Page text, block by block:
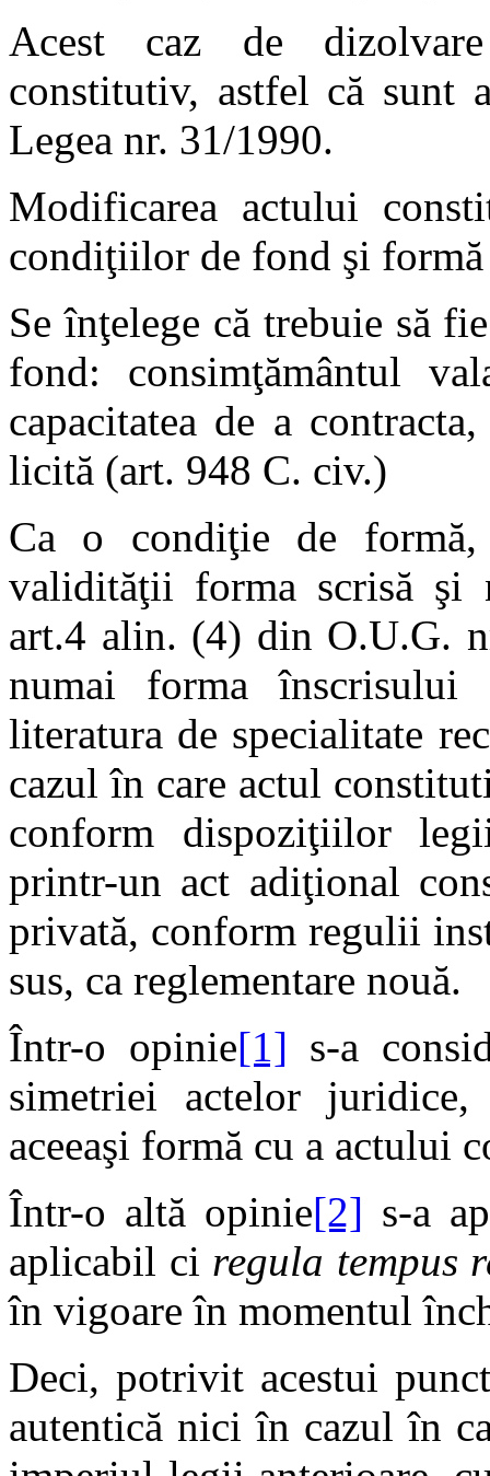
Acest caz de
constitutiv, astfel că sunt
Legea nr. 31/1990.
Modificarea actului
condiţiilor de fond şi
Se înţelege că trebuie să
fond: consimţământul
capacitatea de a
licită (art. 948 C. civ.)
Ca o condiţie de formă,
validităţii forma scrisă şi
art.4 alin. (4) din O.U.G.
numai forma
literatura de specialitate
cazul în care actul
conform dispoziţiilor
printr-un act adiţional
privată, conform regulii
sus, ca reglementare nouă.
Într-o opinie[1] s-a
simetriei actelor
aceeaşi formă cu a actului
Într-o altă opinie[2] s-a
aplicabil ci regula tempus
în vigoare în momentul
Deci, potrivit acestui
autentică nici în cazul în